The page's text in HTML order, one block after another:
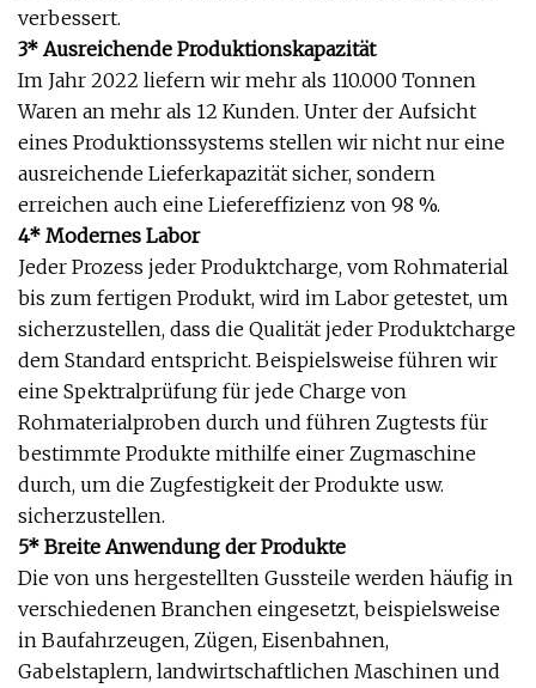
verbessert.
3* Ausreichende Produktionskapazität
Im Jahr 2022 liefern wir mehr als 110.000 Tonnen
Waren an mehr als 12 Kunden. Unter der Aufsicht
eines Produktionssystems stellen wir nicht nur eine
ausreichende Lieferkapazität sicher, sondern
erreichen auch eine Liefereffizienz von 98 %.
4* Modernes Labor
Jeder Prozess jeder Produktcharge, vom Rohmaterial
bis zum fertigen Produkt, wird im Labor getestet, um
sicherzustellen, dass die Qualität jeder Produktcharge
dem Standard entspricht. Beispielsweise führen wir
eine Spektralprüfung für jede Charge von
Rohmaterialproben durch und führen Zugtests für
bestimmte Produkte mithilfe einer Zugmaschine
durch, um die Zugfestigkeit der Produkte usw.
sicherzustellen.
5* Breite Anwendung der Produkte
Die von uns hergestellten Gussteile werden häufig in
verschiedenen Branchen eingesetzt, beispielsweise
in Baufahrzeugen, Zügen, Eisenbahnen,
Gabelstaplern, landwirtschaftlichen Maschinen und